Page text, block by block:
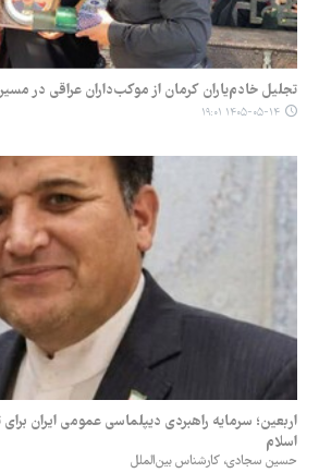
تجلیل خادم‌یاران کرمان از موکب‌داران عراقی در
۱۴۰۵-۰۵-۱۴ ۱۹:۰۱
اربعین؛ سرمایه راهبردی دیپلماسی عمومی ایران
اسلام
حسین سجادی، کارشناس بین‌الملل